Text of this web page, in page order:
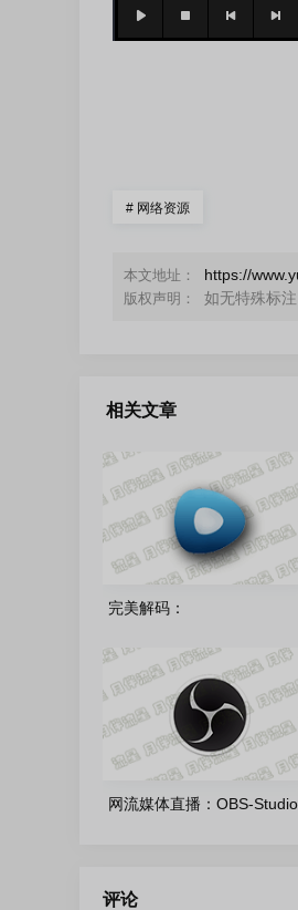
# 网络资源
本文地址： https://
版权声明： 如无特殊标
相关文章
完美解码：
式版
网流媒体直播：OBS-
评论